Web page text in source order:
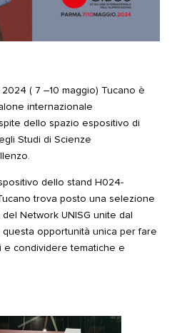
( 7 –10 maggio) Tucano è
internazionale
dello spazio espositivo di
Studi di Scienze
.
dello stand H024-
trova posto una selezione
Network UNISG unite dal
opportunità unica per fare
e condividere tematiche e